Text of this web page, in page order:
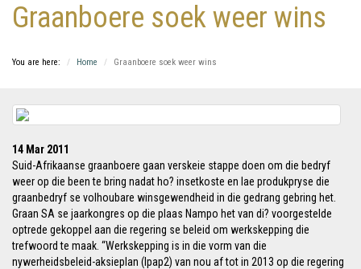
Graanboere soek weer wins
You are here: Home Graanboere soek weer wins
14 Mar 2011
Suid-Afrikaanse graanboere gaan verskeie stappe doen om die bedryf
weer op die been te bring nadat ho? insetkoste en lae produkpryse die
graanbedryf se volhoubare winsgewendheid in die gedrang gebring het.
Graan SA se jaarkongres op die plaas Nampo het van di? voorgestelde
optrede gekoppel aan die regering se beleid om werkskepping die
trefwoord te maak. “Werkskepping is in die vorm van die
nywerheidsbeleid-aksieplan (Ipap2) van nou af tot in 2013 op die regering